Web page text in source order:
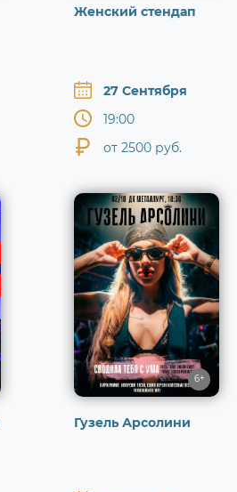
Женский стендап
27 Сентября
19:00
от 2500 руб.
6+
Гузель Арсолини